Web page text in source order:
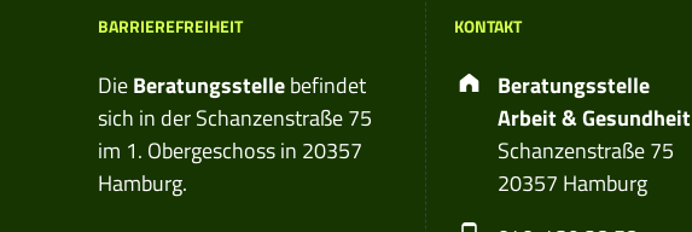
BARRIEREFREIHEIT
DieBeratungsstellebefindet
sich in der Schanzenstraße 75
im 1. Obergeschoss in 20357
Hamburg.
KONTAKT
Address:
Beratungsstelle
Arbeit & Gesundheit
Schanzenstraße 75
20357 Hamburg